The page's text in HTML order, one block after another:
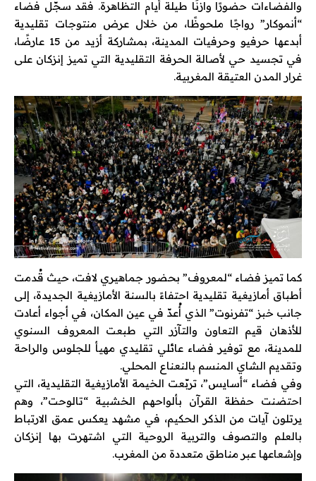
والفضاءات حضورًا وازنًا طيلة أيام التظاهرة. فقد سجّل فضاء
“أنموكار” رواجًا ملحوظًا، من خلال عرض منتوجات تقليدية
أبدعها حرفيو وحرفيات المدينة، بمشاركة أزيد من 15 عارضًا،
في تجسيد حي لأصالة الحرفة التقليدية التي تميز إنزكان على
غرار المدن العتيقة المغربية.
كما تميز فضاء “لمعروف” بحضور جماهيري لافت، حيث قُدمت
أطباق أمازيغية تقليدية احتفاءً بالسنة الأمازيغية الجديدة، إلى
جانب خبز “تفرنوت” الذي أُعدّ في عين المكان، في أجواء أعادت
للأذهان قيم التعاون والتآزر التي طبعت المعروف السنوي
للمدينة، مع توفير فضاء عائلي تقليدي مهيأ للجلوس والراحة
وتقديم الشاي المنسم بالنعناع المحلي.
وفي فضاء “أسايس”، تربّعت الخيمة الأمازيغية التقليدية، التي
احتضنت حفظة القرآن بألواحهم الخشبية “تالوحت”، وهم
يرتلون آيات من الذكر الحكيم، في مشهد يعكس عمق الارتباط
بالعلم والتصوف والتربية الروحية التي اشتهرت بها إنزكان
وإشعاعها عبر مناطق متعددة من المغرب.